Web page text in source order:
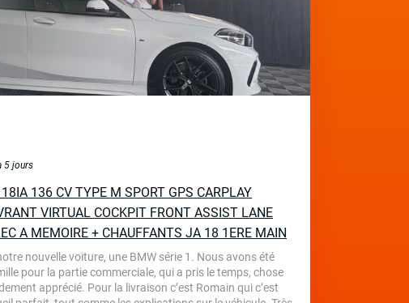
5 jours
136 CV TYPE M SPORT GPS CARPLAY
VIRTUAL COCKPIT FRONT ASSIST LANE
A MEMOIRE + CHAUFFANTS JA 18 1ERE MAIN
nouvelle voiture, une BMW série 1. Nous avons été
pour la partie commerciale, qui a pris le temps, chose
apprécié. Pour la livraison c’est Romain qui c’est